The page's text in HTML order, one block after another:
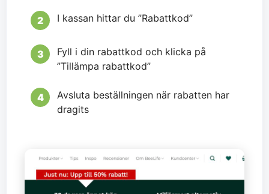
I kassan hittar du ”Rabattkod”
Fyll i din rabattkod och klicka på
”Tillämpa rabattkod”
Avsluta beställningen när rabatten har
dragits